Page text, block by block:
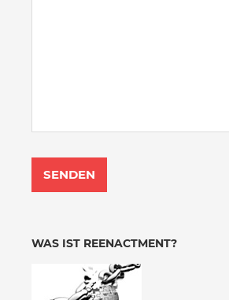
WAS IST REENACTMENT?